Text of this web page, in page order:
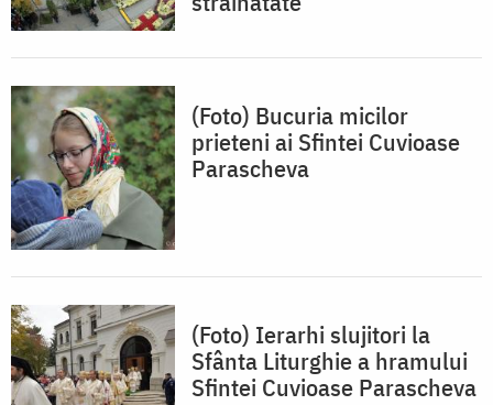
(Foto) Bucuria micilor
prieteni ai Sfintei Cuvioase
Parascheva
(Foto) Ierarhi slujitori la
Sfânta Liturghie a hramului
Sfintei Cuvioase Parascheva